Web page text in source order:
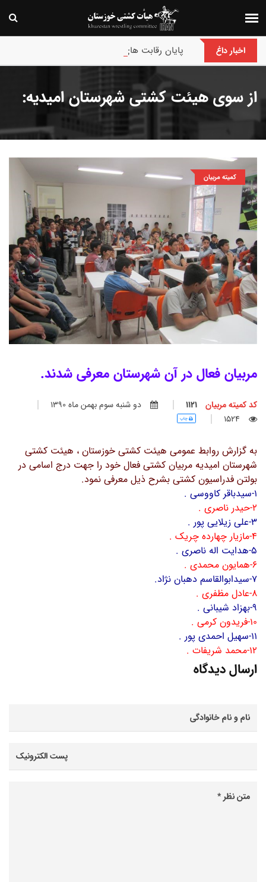
اخبار داغ پایان رقابت های بین‌المللی جام حسن گمیجی و
از سوی هیئت کشتی شهرستان امیدیه:
کمیته مربیان
مربیان فعال در آن شهرستان معرفی شدند.
کد کمیته مربیان
دو شنبه سوم بهمن ماه 1390
1524
چاپ
به گزارش روابط عمومی هیئت کشتی خوزستان ، هیئت کشتی
شهرستان امیدیه مربیان کشتی فعال خود را جهت درج اسامی در
بولتن فدراسیون کشتی بشرح ذیل معرفی نمود.
1-سیدباقر کاووسی .
2-حیدر ناصری .
3-علی زیلایی پور .
4-مازیار چهارده چریک .
5-هدایت اله ناصری .
6-همایون محمدی .
7-سیدابوالقاسم دهبان نژاد.
8-عادل مظفری .
9-بهزاد شیبانی .
10-فریدون کرمی .
11-سهیل احمدی پور .
12-محمد شریفات .
ارسال دیدگاه